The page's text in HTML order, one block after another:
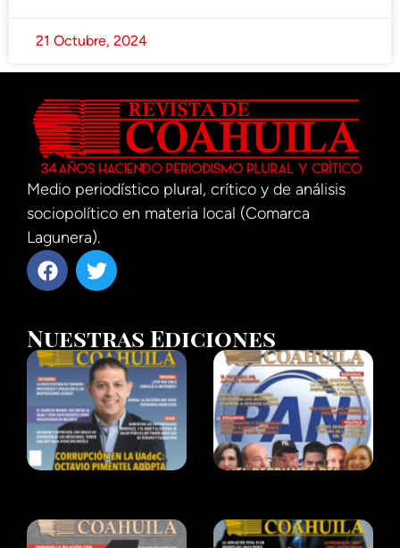
21 Octubre, 2024
Medio periodístico plural, crítico y de análisis
sociopolítico en materia local (Comarca
Lagunera).
Nuestras Ediciones